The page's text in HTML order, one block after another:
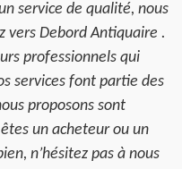
service de qualité, nous
vers Debord Antiquaire .
professionnels qui
services font partie des
proposons sont
un acheteur ou un
n’hésitez pas à nous